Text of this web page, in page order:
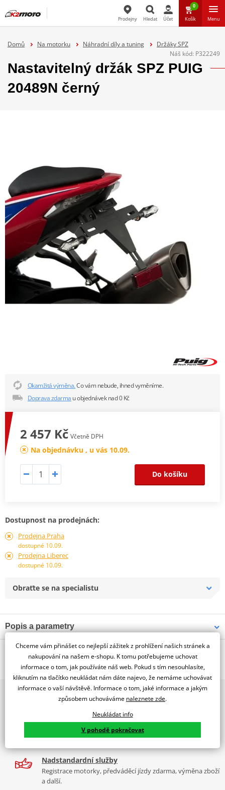
Hledat
Prodejny Hledat Účet
0
Košík Menu
Domů Na motorku Náhradní díly a tuning
Držáky SPZ
Náš kód: P322249
Nastavitelný držák SPZ PUIG
20489N černý
Okamžitá výměna.Co vám nebude, ihned vyměníme.
Doprava zdarma u objednávek nad 0 Kč
2 457 Kč Včetně DPH
Na objednávku , u vás 10.09.
Do košíku
Dostupnost na prodejnách:
Prodejna Praha
dostupné 10.09.
Prodejna Liberec
dostupné 10.09.
Obraťte se na specialistu
Popis a parametry
Jsme autorizovaný
dealer značky PUIG
License Plate Holder HONDA CBR1000RR FIREBLADE/SP 20'
Tabulka velikostí
Co když mi to nebude
mounting instructions
PUIG byl založen v roce 1964 ve Španělsku. Vyrábí se ve městě
Granollers poblíž Barcelony na ploše 8 000 m² v objektu, který se
let se účastní nejslavnějších závodů motocyklů po celém světě. V
naší nabídce naleznete doplňky a příslušenství například: plexi,
Zobrazit všechny produktyznačky PUIG
2x multibrand showroom
9 značek motocyklů, servis, oblečení, doplňky i náhradní
díly, to vše v Praze a Liberci
Více než 30 let zkušeností
Nadstandardní služby
Registrace motorky, předváděcí jízdy zdarma, výměna zboží
a další.
Chceme vám přinášet co nejlepší zážitek z prohlížení našich stránek a
nakupování na našem e-shopu. K tomu potřebujeme uchovat
informace o tom, jak používáte náš web. Pokud s tím nesouhlasíte,
kliknutím na tlačítko neukládat nám dáte najevo, že nemáme uchovávat
informace o vaší návštěvě. Informace o tom, jaké informace a jakým
způsobem uchováváme naleznete zde.
Neukládat info
V pohodě pokračovat